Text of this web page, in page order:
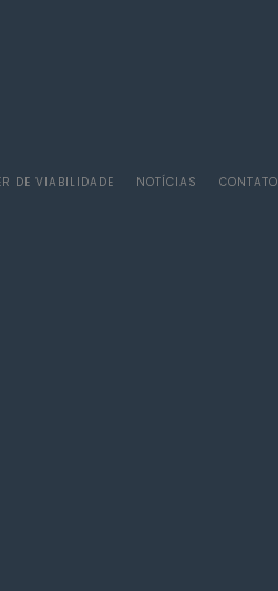
DE VIABILIDADE NOTÍCIAS CONTATO